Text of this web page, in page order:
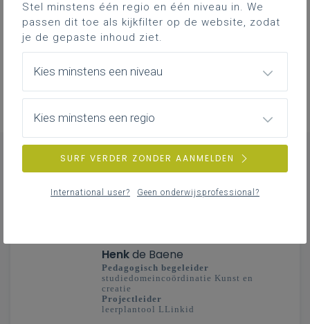
Professionalisering
Overzicht van nascholingen, vormingen,
CONTACT
Henkde Baene
Pedagogisch begeleider
studiedomeincoördinatie Kunst en
creatie
Projectleider
leerplantool LLinkid
Stel minstens één regio en één niveau in. We
passen dit toe als kijkfilter op de website, zodat
je de gepaste inhoud ziet.
Kies minstens een niveau
Kies minstens een regio
SURF VERDER ZONDER AANMELDEN
International user? Geen onderwijsprofessional?